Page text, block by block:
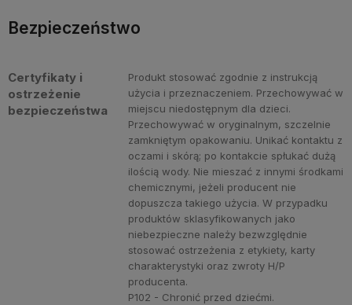
Bezpieczeństwo
Certyfikaty i
ostrzeżenie
bezpieczeństwa
Produkt stosować zgodnie z instrukcją
użycia i przeznaczeniem. Przechowywać w
miejscu niedostępnym dla dzieci.
Przechowywać w oryginalnym, szczelnie
zamkniętym opakowaniu. Unikać kontaktu z
oczami i skórą; po kontakcie spłukać dużą
ilością wody. Nie mieszać z innymi środkami
chemicznymi, jeżeli producent nie
dopuszcza takiego użycia. W przypadku
produktów sklasyfikowanych jako
niebezpieczne należy bezwzględnie
stosować ostrzeżenia z etykiety, karty
charakterystyki oraz zwroty H/P
producenta.
P102 - Chronić przed dziećmi.